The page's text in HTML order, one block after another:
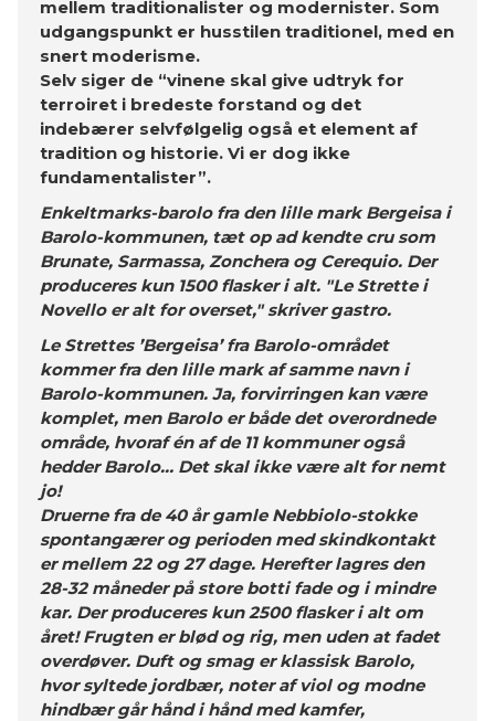
mellem traditionalister og modernister. Som
udgangspunkt er husstilen traditionel, med en
snert moderisme.
Selv siger de “vinene skal give udtryk for
terroiret i bredeste forstand og det
indebærer selvfølgelig også et element af
tradition og historie. Vi er dog ikke
fundamentalister”.
Enkeltmarks-barolo fra den lille mark Bergeisa i
Barolo-kommunen, tæt op ad kendte cru som
Brunate, Sarmassa, Zonchera og Cerequio. Der
produceres kun 1500 flasker i alt. "Le Strette i
Novello er alt for overset," skriver gastro.
Le Strettes ’Bergeisa’ fra Barolo-området
kommer fra den lille mark af samme navn i
Barolo-kommunen. Ja, forvirringen kan være
komplet, men Barolo er både det overordnede
område, hvoraf én af de 11 kommuner også
hedder Barolo… Det skal ikke være alt for nemt
jo!
Druerne fra de 40 år gamle Nebbiolo-stokke
spontangærer og perioden med skindkontakt
er mellem 22 og 27 dage. Herefter lagres den
28-32 måneder på store botti fade og i mindre
kar. Der produceres kun 2500 flasker i alt om
året! Frugten er blød og rig, men uden at fadet
overdøver. Duft og smag er klassisk Barolo,
hvor syltede jordbær, noter af viol og modne
hindbær går hånd i hånd med kamfer,